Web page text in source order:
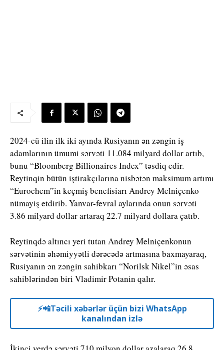
2024-cü ilin ilk iki ayında Rusiyanın ən zəngin iş
adamlarının ümumi sərvəti 11.084 milyard dollar artıb,
bunu “Bloomberg Billionaires Index” təsdiq edir.
Reytinqin bütün iştirakçılarına nisbətən maksimum artımı
“Eurochem”in keçmiş benefisiarı Andrey Melniçenko
nümayiş etdirib. Yanvar-fevral aylarında onun sərvəti
3.86 milyard dollar artaraq 22.7 milyard dollara çatıb.
Reytinqdə altıncı yeri tutan Andrey Melniçenkonun
sərvətinin əhəmiyyətli dərəcədə artmasına baxmayaraq,
Rusiyanın ən zəngin sahibkarı “Norilsk Nikel”in əsas
sahiblərindən biri Vladimir Potanin qalır.
⚡️📲Təcili xəbərlər üçün bizi WhatsApp
kanalından izlə